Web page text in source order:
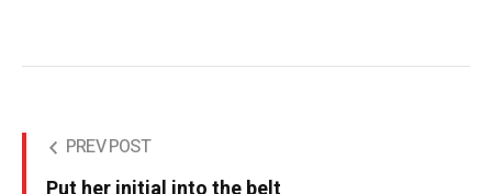
PREV POST